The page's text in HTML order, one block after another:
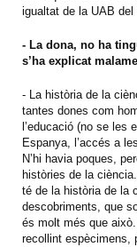
igualtat de la UAB
- La dona, no ha
s’ha explicat
- La història de la
tantes dones com
l’educació (no se les
Espanya, l’accés a
N’hi havia poques,
històries de la
té de la història de la
descobriments, que
és molt més que
recollint espècimens,